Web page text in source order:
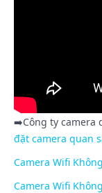
➡️Công ty camera
đặt camera quan
Camera Wifi
Camera Wifi